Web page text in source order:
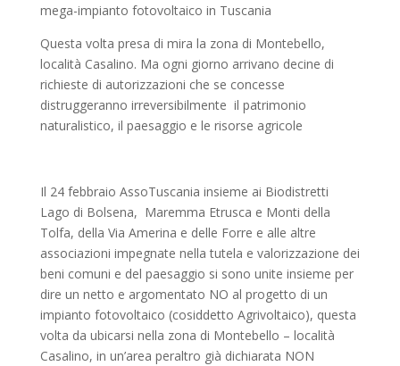
mega-impianto fotovoltaico in Tuscania
Questa volta presa di mira la zona di Montebello,
località Casalino. Ma ogni giorno arrivano decine di
richieste di autorizzazioni che se concesse
distruggeranno irreversibilmente il patrimonio
naturalistico, il paesaggio e le risorse agricole
Il 24 febbraio AssoTuscania insieme ai Biodistretti
Lago di Bolsena, Maremma Etrusca e Monti della
Tolfa, della Via Amerina e delle Forre e alle altre
associazioni impegnate nella tutela e valorizzazione dei
beni comuni e del paesaggio si sono unite insieme per
dire un netto e argomentato NO al progetto di un
impianto fotovoltaico (cosiddetto Agrivoltaico), questa
volta da ubicarsi nella zona di Montebello – località
Casalino, in un’area peraltro già dichiarata NON